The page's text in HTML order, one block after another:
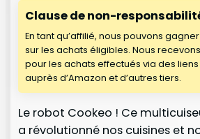
Clause de non-
En tant qu’affilié, nous pouvons
sur les achats éligibles. Nous
pour les achats effectués via des
auprès d’Amazon et d’autres tiers.
Le robot Cookeo ! Ce
a révolutionné nos cuisines et